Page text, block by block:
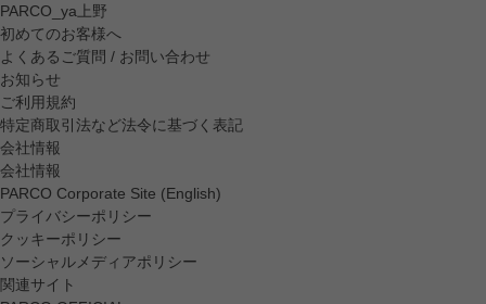
PARCO_ya上野
初めてのお客様へ
よくあるご質問 / お問い合わせ
お知らせ
ご利用規約
特定商取引法など法令に基づく表記
会社情報
会社情報
PARCO Corporate Site (English)
プライバシーポリシー
クッキーポリシー
ソーシャルメディアポリシー
関連サイト